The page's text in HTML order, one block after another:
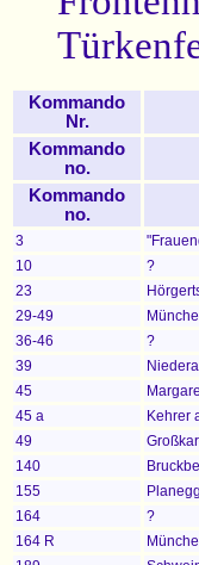
Kommando
Nr.
Kommando
no.
Kommando
no.
3
10
?
23
29-49
36-46
?
39
45
45 a
Kehrer
49
140
155
164
?
164 R